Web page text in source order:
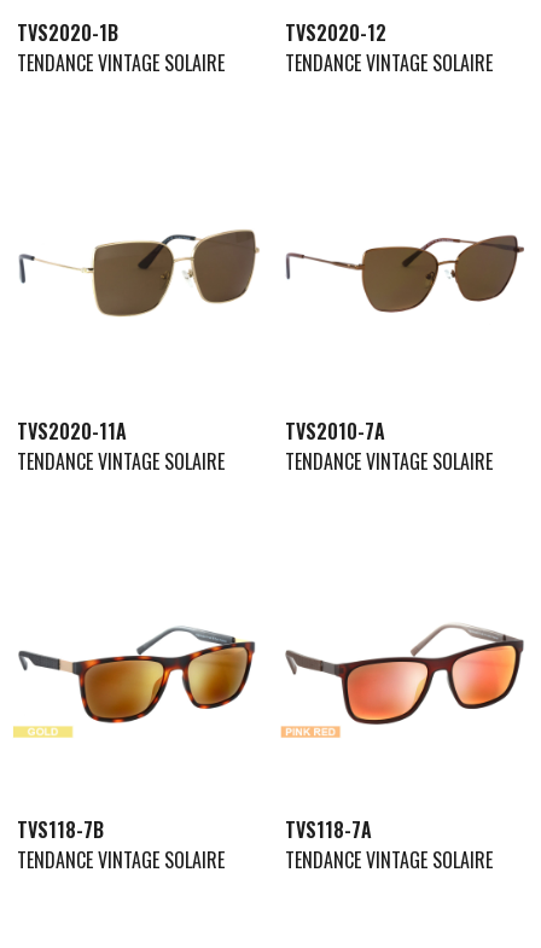
TVS2020-1B
TENDANCE VINTAGE SOLAIRE
TVS2020-12
TENDANCE VINTAGE SOLAIRE
TVS2020-11A
TENDANCE VINTAGE SOLAIRE
TVS2010-7A
TENDANCE VINTAGE SOLAIRE
TVS118-7B
TENDANCE VINTAGE SOLAIRE
TVS118-7A
TENDANCE VINTAGE SOLAIRE